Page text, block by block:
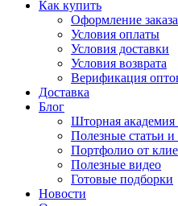
Как купить
Оформление заказа
Условия оплаты
Условия доставки
Условия возврата
Верификация
Доставка
Блог
Шторная академия
Полезные статьи и
Портфолио от
Полезные видео
Готовые подборки
Новости